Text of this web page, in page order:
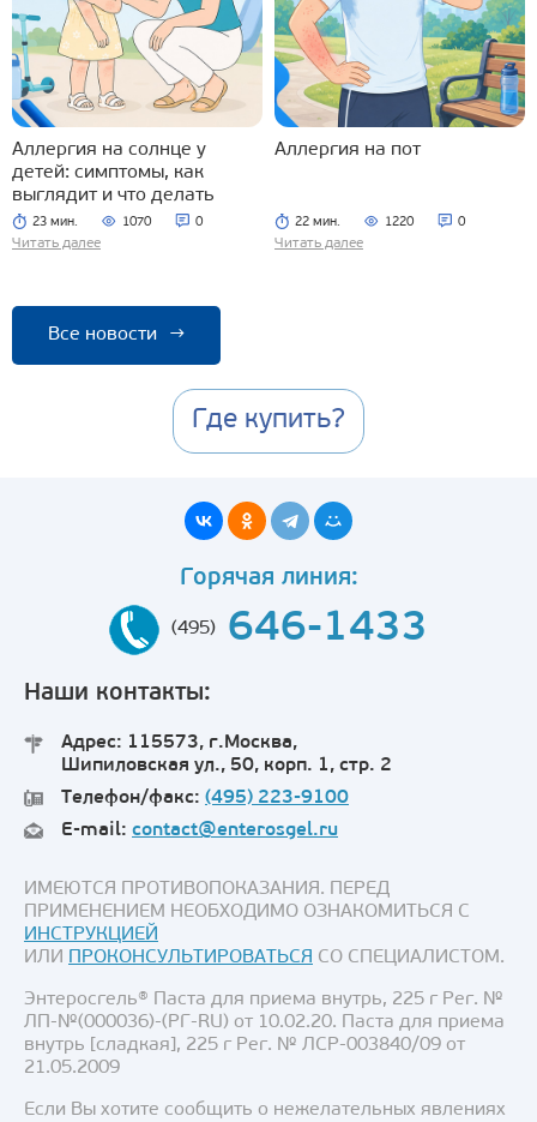
Аллергия на солнце у
детей: симптомы, как
выглядит и что делать
23 мин. 1070 0
Читать далее
Аллергия на пот
22 мин. 1220 0
Читать далее
Все новости →
Где купить?
Горячая линия:
(495) 646-1433
Наши контакты:
Адрес: 115573, г.Москва,
Шипиловская ул., 50, корп. 1, стр. 2
Телефон/факс: (495) 223-9100
E-mail: contact@enterosgel.ru
ИМЕЮТСЯ ПРОТИВОПОКАЗАНИЯ. ПЕРЕД
ПРИМЕНЕНИЕМ НЕОБХОДИМО ОЗНАКОМИТЬСЯ С
ИНСТРУКЦИЕЙ
ИЛИ ПРОКОНСУЛЬТИРОВАТЬСЯ СО СПЕЦИАЛИСТОМ.
Энтеросгель® Паста для приема внутрь, 225 г Рег. №
ЛП-№(000036)-(РГ-RU) от 10.02.20. Паста для приема
внутрь [сладкая], 225 г Рег. № ЛСР-003840/09 от
21.05.2009
Если Вы хотите сообщить о нежелательных явлениях